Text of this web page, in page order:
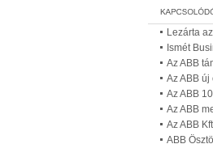
Lezárta
Ismét
Az ABB
Az ABB
Az ABB
Az ABB
Az ABB
ABB